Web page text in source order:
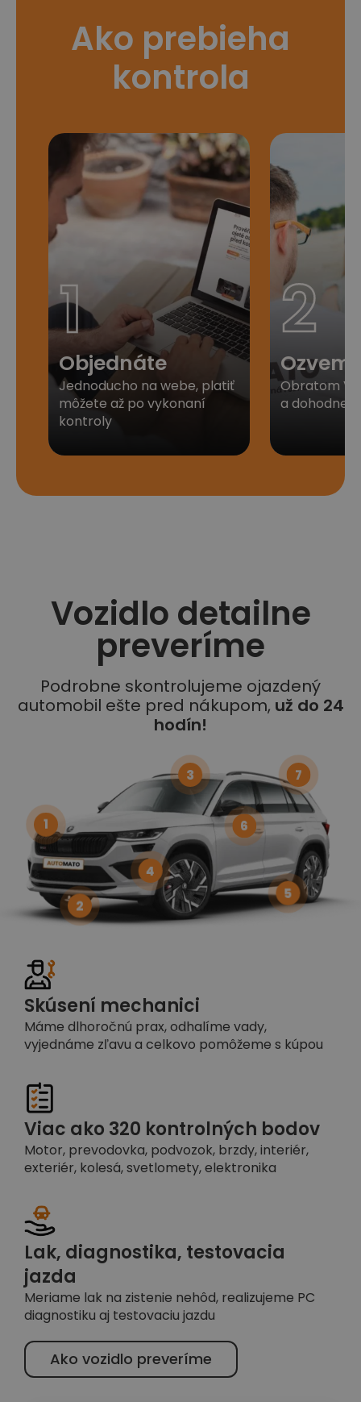
Ako prebieha
kontrola
1
Objednáte
Jednoducho na webe, platiť
môžete až po vykonaní
kontroly
2
Obratom
a
Vozidlo detailne
preveríme
Podrobne skontrolujeme ojazdený
automobil ešte pred nákupom, už do 24
hodín!
Skúsení mechanici
Máme dlhoročnú prax, odhalíme vady,
vyjednáme zľavu a celkovo pomôžeme s kúpou
Viac ako 320 kontrolných bodov
Motor, prevodovka, podvozok, brzdy, interiér,
exteriér, kolesá, svetlomety, elektronika
Lak, diagnostika, testovacia
jazda
Meriame lak na zistenie nehôd, realizujeme PC
diagnostiku aj testovaciu jazdu
Ako vozidlo preveríme
1
2
3
4
5
6
7